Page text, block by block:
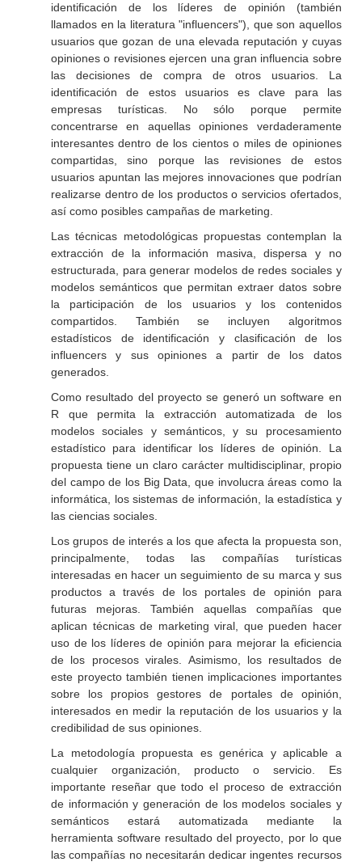
identificación de los líderes de opinión (también
llamados en la literatura "influencers"), que son aquellos
usuarios que gozan de una elevada reputación y cuyas
opiniones o revisiones ejercen una gran influencia sobre
las decisiones de compra de otros usuarios. La
identificación de estos usuarios es clave para las
empresas turísticas. No sólo porque permite
concentrarse en aquellas opiniones verdaderamente
interesantes dentro de los cientos o miles de opiniones
compartidas, sino porque las revisiones de estos
usuarios apuntan las mejores innovaciones que podrían
realizarse dentro de los productos o servicios ofertados,
así como posibles campañas de marketing.
Las técnicas metodológicas propuestas contemplan la
extracción de la información masiva, dispersa y no
estructurada, para generar modelos de redes sociales y
modelos semánticos que permitan extraer datos sobre
la participación de los usuarios y los contenidos
compartidos. También se incluyen algoritmos
estadísticos de identificación y clasificación de los
influencersy sus opiniones a partir de los datos
generados.
Como resultado del proyecto se generó un software en
R que permita la extracción automatizada de los
modelos sociales y semánticos, y su procesamiento
estadístico para identificar los líderes de opinión. La
propuesta tiene un claro carácter multidisciplinar, propio
del campo de los Big Data , que involucra áreas como la
informática, los sistemas de información, la estadística y
las ciencias sociales.
Los grupos de interés a los que afecta la propuesta son,
principalmente, todas las compañías turísticas
interesadas en hacer un seguimiento de su marca y sus
productos a través de los portales de opinión para
futuras mejoras. También aquellas compañías que
aplican técnicas de marketing viral, que pueden hacer
uso de los líderes de opinión para mejorar la eficiencia
de los procesos virales. Asimismo, los resultados de
este proyecto también tienen implicaciones importantes
sobre los propios gestores de portales de opinión,
interesados en medir la reputación de los usuarios y la
credibilidad de sus opiniones.
La metodología propuesta es genérica y aplicable a
cualquier organización, producto o servicio. Es
importante reseñar que todo el proceso de extracción
de información y generación de los modelos sociales y
semánticos estará automatizada mediante la
herramienta software resultado del proyecto, por lo que
las compañías no necesitarán dedicar ingentes recursos